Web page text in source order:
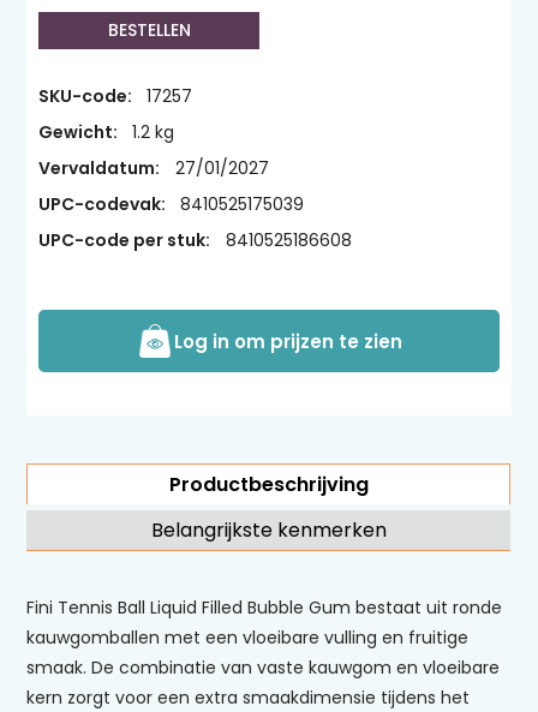
BESTELLEN
SKU-code:
17257
Gewicht:
1.2 kg
Vervaldatum:
27/01/2027
UPC-codevak:
8410525175039
UPC-code per stuk:
8410525186608
Log in om prijzen te zien
Productbeschrijving
Fini Tennis Ball Liquid Filled Bubble Gum bestaat uit ronde
kauwgomballen met een vloeibare vulling en fruitige
smaak. De combinatie van vaste kauwgom en vloeibare
kern zorgt voor een extra smaakdimensie tijdens het
Belangrijkste kenmerken